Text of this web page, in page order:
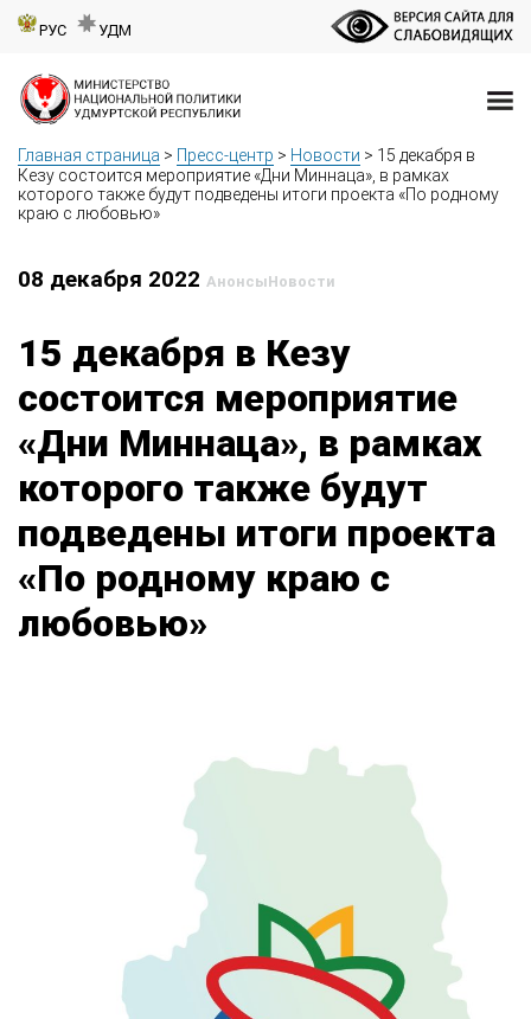
РУС УДМ
Главная страница > Пресс-центр > Новости > 15 декабря в
Кезу состоится мероприятие «Дни Миннаца», в рамках
которого также будут подведены итоги проекта «По родному
краю с любовью»
08 декабря 2022 АнонсыНовости
15 декабря в Кезу
состоится мероприятие
«Дни Миннаца», в рамках
которого также будут
подведены итоги проекта
«По родному краю с
любовью»